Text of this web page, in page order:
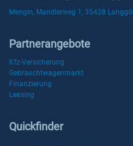
Mengin, Mandlerweg 1, 35428
Partnerangebote
Kfz-Versicherung
Gebrauchtwagenmarkt
Finanzierung
Leasing
Quickfinder